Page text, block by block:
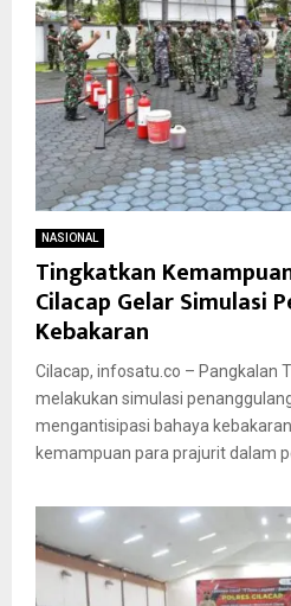
NASIONAL
Tingkatkan
Cilacap Gelar Simulasi
Kebakaran
Cilacap, infosatu.co – Pangkalan
melakukan simulasi
mengantisipasi bahaya
kemampuan para prajurit dalam